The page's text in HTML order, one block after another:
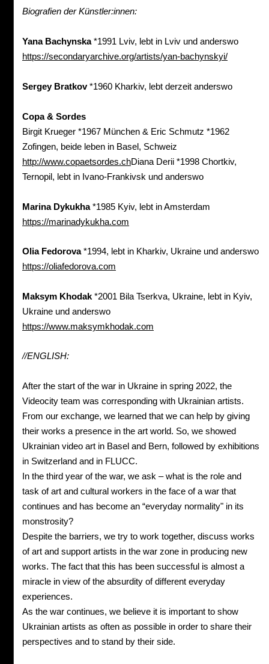
Biografien der Künstler:innen:
Yana Bachynska*1991 Lviv, lebt in Lviv und anderswo
https://secondaryarchive.org/artists/yan-bachynskyi/
Sergey Bratkov*1960 Kharkiv, lebt derzeit anderswo
Copa & Sordes
Birgit Krueger *1967 München & Eric Schmutz *1962
Zofingen, beide leben in Basel, Schweiz
http://www.copaetsordes.chDiana Derii *1998 Chortkiv,
Ternopil, lebt in Ivano-Frankivsk und anderswo
Marina Dykukha*1985 Kyiv, lebt in Amsterdam
https://marinadykukha.com
Olia Fedorova*1994, lebt in Kharkiv, Ukraine und anderswo
https://oliafedorova.com
Maksym Khodak *2001 Bila Tserkva, Ukraine, lebt in Kyiv,
Ukraine und anderswo
https://www.maksymkhodak.com
//ENGLISH:
After the start of the war in Ukraine in spring 2022, the
Videocity team was corresponding with Ukrainian artists.
From our exchange, we learned that we can help by giving
their works a presence in the art world. So, we showed
Ukrainian video art in Basel and Bern, followed by exhibitions
in Switzerland and in FLUCC.
In the third year of the war, we ask – what is the role and
task of art and cultural workers in the face of a war that
continues and has become an “everyday normality" in its
monstrosity?
Despite the barriers, we try to work together, discuss works
of art and support artists in the war zone in producing new
works. The fact that this has been successful is almost a
miracle in view of the absurdity of different everyday
experiences.
As the war continues, we believe it is important to show
Ukrainian artists as often as possible in order to share their
perspectives and to stand by their side.